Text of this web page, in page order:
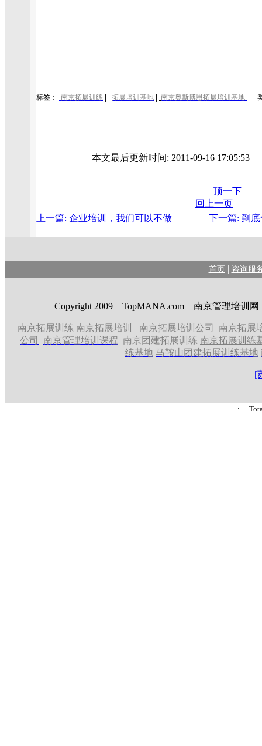
标签： 南京拓展训练 拓展培训基地 南京奥斯博恩拓展培训基地
本文最后更新时间: 2011-09-16
顶一下
回上一页
上一篇: 企业培训，我们可以不做
下一篇: 到
首页 | 咨询服
Copyright 2009 TopMANA.com 南京管理培训网
南京拓展训练 南京拓展培训 南京拓展培训公司
南京拓展
公司
南京管理培训课程 南京团建拓展训练 南京拓展训练
练基地 马鞍山团建拓展训练基地
[
: